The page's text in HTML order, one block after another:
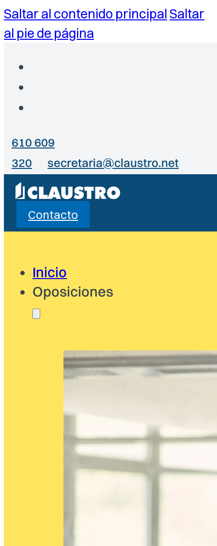
Saltar al contenido principalSaltar
al pie de página
610 609
320
secretaria@claustro.net
Contacto
Inicio
Oposiciones